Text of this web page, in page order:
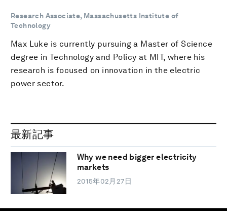
Research Associate, Massachusetts Institute of
Technology
Max Luke is currently pursuing a Master of Science
degree in Technology and Policy at MIT, where his
research is focused on innovation in the electric
power sector.
最新記事
Why we need bigger electricity
markets
2015年02月27日